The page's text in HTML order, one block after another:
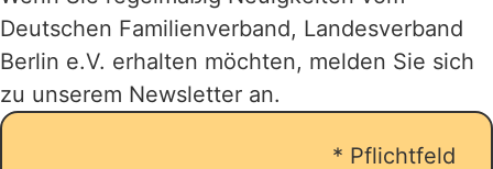
Bis zu 14 Übernachtungen, in einer
gemeinnützigen Ferienwohnungen,
einem Ferienhaus oder Familienzimmer
Deutschen Familienverband, Landesverband
Berlin e.V. erhalten möchten, melden Sie sich
zu unserem Newsletter an.
* Pflichtfeld